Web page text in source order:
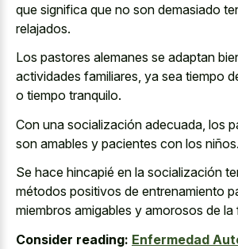
que significa que no son demasiado
relajados.
Los pastores alemanes se adaptan
actividades familiares, ya sea tiempo
o tiempo tranquilo.
Con una socialización adecuada, los
son amables y pacientes con los niños.
Se hace hincapié en la socialización
métodos positivos de entrenamiento
miembros amigables y amorosos de la
Consider reading: Enfermedad